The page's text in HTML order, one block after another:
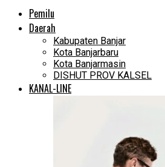
Pemilu
Daerah
Kabupaten Banjar
Kota Banjarbaru
Kota Banjarmasin
DISHUT PROV KALSEL
KANAL-LINE